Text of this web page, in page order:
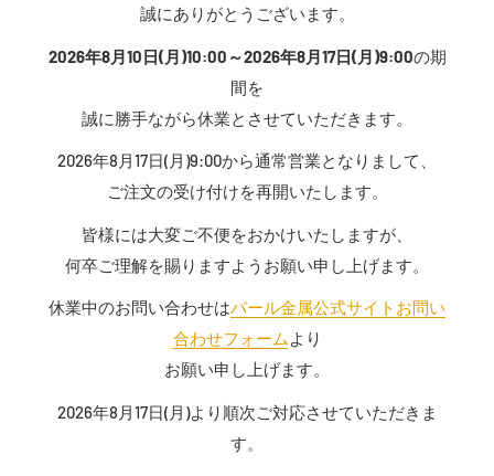
誠にありがとうございます。
2026年8月10日(月)10:00～2026年8月17日(月)9:00の期
間を
誠に勝手ながら休業とさせていただきます。
2026年8月17日(月)9:00から通常営業となりまして、
ご注文の受け付けを再開いたします。
皆様には大変ご不便をおかけいたしますが、
何卒ご理解を賜りますようお願い申し上げます。
休業中のお問い合わせはパール金属公式サイトお問い
合わせフォーム より
お願い申し上げます。
2026年8月17日(月)より順次ご対応させていただきま
す。